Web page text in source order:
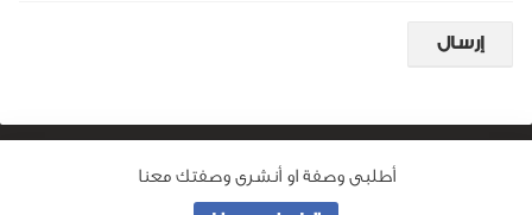
أطلبى وصفة او أنشرى وصفتك معنا
من نحن